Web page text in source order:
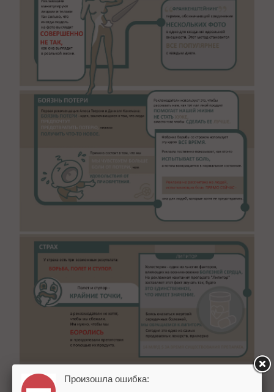
Произошла ошибка: